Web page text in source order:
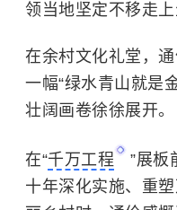
领当地坚定不移走
在余村文化礼堂，通
一幅“绿水青山就是
壮阔画卷徐徐展开。
在“千万工程
”展板
十年深化实施、重